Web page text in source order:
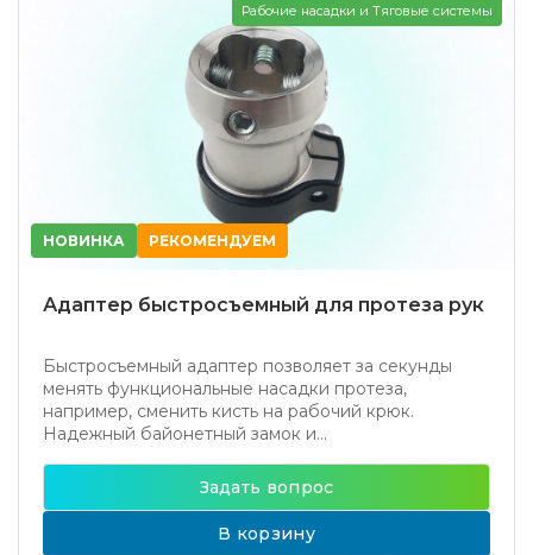
НОВИНКА РЕКОМЕНДУЕМ
Адаптер быстросъемный для протеза рук
Быстросъемный адаптер позволяет за секунды
менять функциональные насадки протеза,
например, сменить кисть на рабочий крюк.
Надежный байонетный замок и...
Рабочие насадки и Тяговые системы
Задать вопрос
В корзину